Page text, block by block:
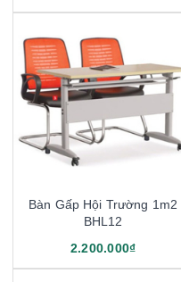
Bàn Gấp Hội Trường 1m2
BHL12
2.200.000₫